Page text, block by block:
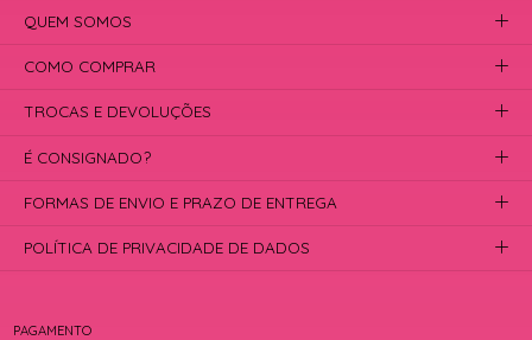
PAGAMENTO
QUEM SOMOS
COMO COMPRAR
TROCAS E DEVOLUÇÕES
É CONSIGNADO?
FORMAS DE ENVIO E PRAZO DE ENTREGA
POLÍTICA DE PRIVACIDADE DE DADOS